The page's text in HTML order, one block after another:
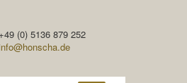
+49 (0) 5136 879 252